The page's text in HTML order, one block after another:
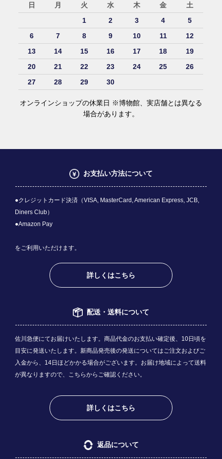
日 月 火 水 木 金
土
1
2 3 4
5
6
7 8 9 10 11
12
13
14 15 16 17 18
19
20
21 22 23 24 25
26
27
28 29 30
オンラインショップの休業日 ※博物館、実店舗とは異なる
場合があります。
お支払い方法について
●クレジットカード決済（VISA, MasterCard, American Express, JCB,
Diners Club）
●Amazon Pay
をご利用いただけます。
詳しくはこちら
配送・送料について
佐川急便にてお届けいたします。商品代金のお支払い確定後、10日頃を
目安に発送いたします。新商品発売後の発送についてはご注文およびご
入金から、14日ほどかかる場合がございます。お届け地域によって送料
が異なりますので、 こちらからご確認ください。
詳しくはこちら
返品について